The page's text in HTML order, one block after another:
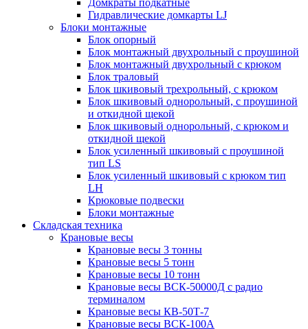
Гидравлические домкарты LJ
Блоки монтажные
Блок опорный
Блок монтажный двухрольный с проушиной
Блок монтажный двухрольный с крюком
Блок траловый
Блок шкивовый трехрольный, с крюком
Блок шкивовый однорольный, с проушиной
и откидной щекой
Блок шкивовый однорольный, с крюком и
откидной щекой
Блок усиленный шкивовый с проушиной
тип LS
Блок усиленный шкивовый с крюком тип
LH
Крюковые подвески
Блоки монтажные
Складская техника
Крановые весы
Крановые весы 3 тонны
Крановые весы 5 тонн
Крановые весы 10 тонн
Крановые весы ВСК-50000Д с радио
терминалом
Крановые весы КВ-50Т-7
Крановые весы ВСК-100А